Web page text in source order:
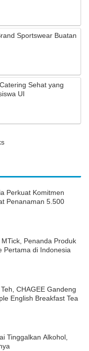
Sportswear Buatan
Sehat yang
UI
Perkuat Komitmen
Penanaman 5.500
Penanda Produk
Pertama di Indonesia
CHAGEE Gandeng
English Breakfast Tea
Tinggalkan Alkohol,